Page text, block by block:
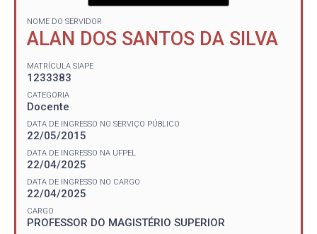
NOME DO SERVIDOR
ALAN DOS SANTOS DA SILVA
MATRÍCULA SIAPE
1233383
CATEGORIA
Docente
DATA DE INGRESSO NO SERVIÇO PÚBLICO
22/05/2015
DATA DE INGRESSO NA UFPEL
22/04/2025
DATA DE INGRESSO NO CARGO
22/04/2025
CARGO
PROFESSOR DO MAGISTÉRIO SUPERIOR